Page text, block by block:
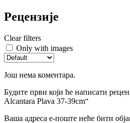
Рецензије
Clear filters
Only with images
Још нема коментара.
Будите први који ће написати
Alcantara Plava 37-39cm“
Ваша адреса е-поште неће бити